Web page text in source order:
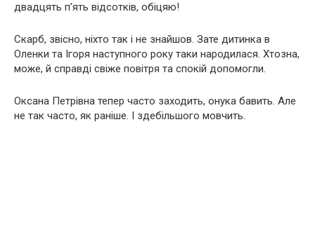
двадцять п’ять відсотків, обіцяю!
Скарб, звісно, ніхто так і не знайшов. Зате дитинка в
Оленки та Ігоря наступного року таки народилася. Хтозна,
може, й справді свіже повітря та спокій допомогли.
Оксана Петрівна тепер часто заходить, онука бавить. Але
не так часто, як раніше. І здебільшого мовчить.